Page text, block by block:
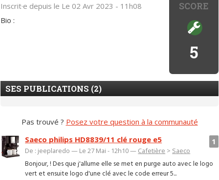
SCORE
5
Inscrit·e depuis le Le 02 Avr 2023 - 11h08
Bio :
SES PUBLICATIONS (2)
Pas trouvé ? Posez votre question à la communauté
1
Saeco philips HD8839/11 clé rouge e5
De : jeeplaredo — Le 27 Mai - 12h10 — Cafetière > Saeco
Bonjour, ! Des que j'allume elle se met en purge auto avec le logo
vert et ensuite logo d'une clé avec le code erreur 5...